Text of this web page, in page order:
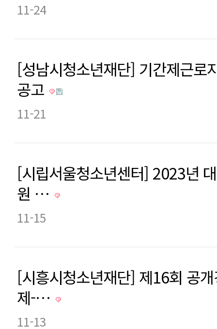
11-24
[성남시청소년재단] 기간제근로
공고
11-21
[시립서울청소년센터] 2023년
원 …
11-15
[시흥시청소년재단] 제16회 공
제-…
11-13